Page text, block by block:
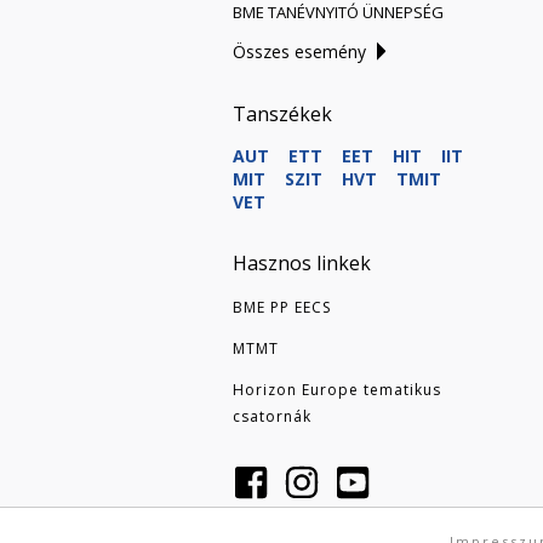
BME TANÉVNYITÓ ÜNNEPSÉG
Összes esemény
Tanszékek
AUT ETT EET HIT
IIT
MIT
SZIT HVT
TMIT
VET
Hasznos linkek
BME PP EECS
MTMT
Horizon Europe tematikus
csatornák